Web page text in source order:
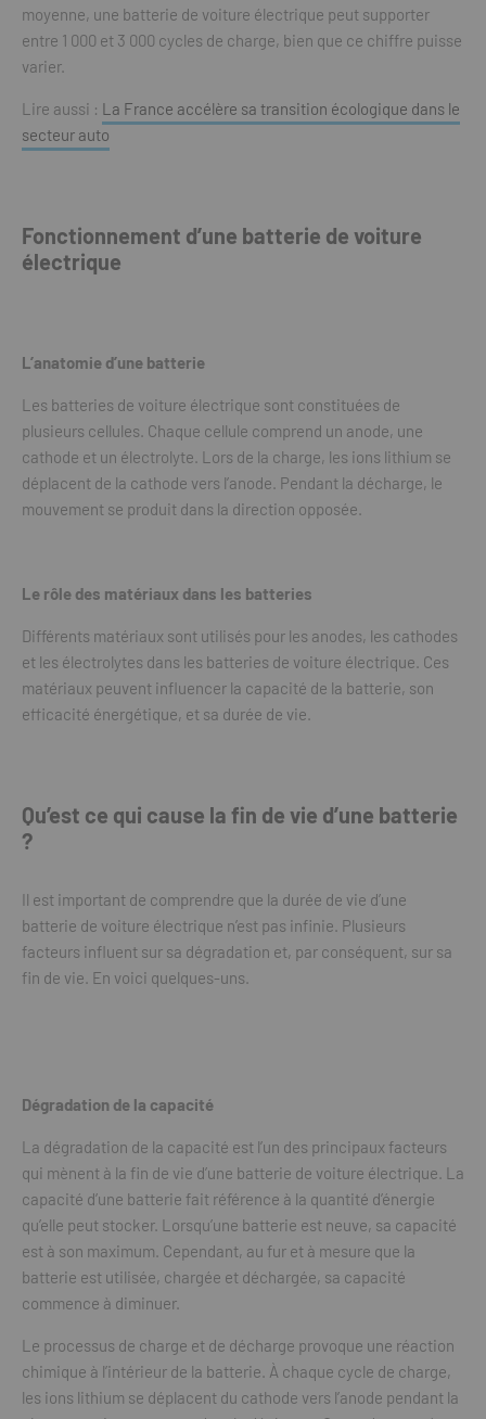
moyenne, une batterie de voiture électrique peut supporter
entre 1 000 et 3 000 cycles de charge, bien que ce chiffre puisse
varier.
Lire aussi : La France accélère sa transition écologique dans le
secteur auto
Fonctionnement d’une batterie de voiture
électrique
L’anatomie d’une batterie
Les batteries de voiture électrique sont constituées de
plusieurs cellules. Chaque cellule comprend un anode, une
cathode et un électrolyte. Lors de la charge, les ions lithium se
déplacent de la cathode vers l’anode. Pendant la décharge, le
mouvement se produit dans la direction opposée.
Le rôle des matériaux dans les batteries
Différents matériaux sont utilisés pour les anodes, les cathodes
et les électrolytes dans les batteries de voiture électrique. Ces
matériaux peuvent influencer la capacité de la batterie, son
efficacité énergétique, et sa durée de vie.
Qu’est ce qui cause la fin de vie d’une batterie
?
Il est important de comprendre que la durée de vie d’une
batterie de voiture électrique n’est pas infinie. Plusieurs
facteurs influent sur sa dégradation et, par conséquent, sur sa
fin de vie. En voici quelques-uns.
Dégradation de la capacité
La dégradation de la capacité est l’un des principaux facteurs
qui mènent à la fin de vie d’une batterie de voiture électrique. La
capacité d’une batterie fait référence à la quantité d’énergie
qu’elle peut stocker. Lorsqu’une batterie est neuve, sa capacité
est à son maximum. Cependant, au fur et à mesure que la
batterie est utilisée, chargée et déchargée, sa capacité
commence à diminuer.
Le processus de charge et de décharge provoque une réaction
chimique à l’intérieur de la batterie. À chaque cycle de charge,
les ions lithium se déplacent du cathode vers l’anode pendant la